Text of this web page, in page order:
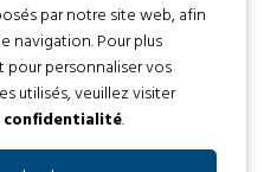
par
2016 © L’envol
de confidentialité
par notre site web, afin
navigation. Pour plus
pour personnaliser vos
utilisés, veuillez visiter
.